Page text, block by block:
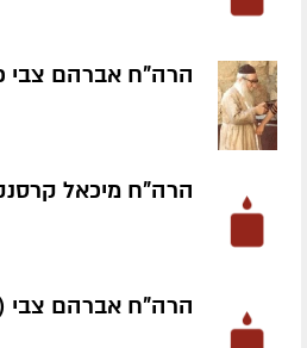
הרה"ח אברהם צבי
הרה"ח מיכאל
הרה"ח אברהם צבי